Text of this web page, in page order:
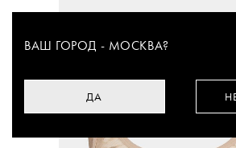
ВАШ ГОРОД - МОСКВА?
ДА